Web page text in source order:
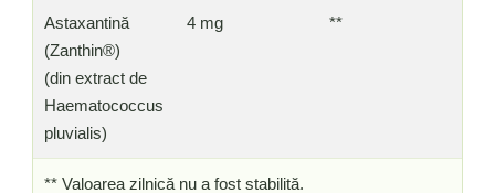
Astaxantină
(Zanthin®)
(din extract de
Haematococcus
pluvialis)
4 mg **
** Valoarea zilnică nu a fost stabilită.